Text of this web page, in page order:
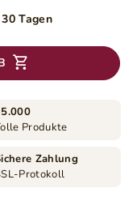
30 Tagen
Produkte
Zahlung
Protokoll